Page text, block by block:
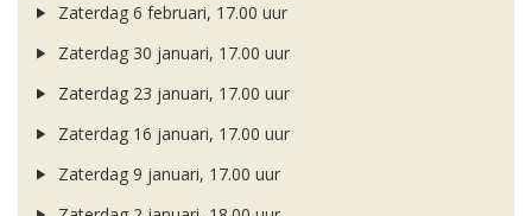
Zaterdag 6 februari, 17.00 uur
Zaterdag 30 januari, 17.00 uur
Zaterdag 23 januari, 17.00 uur
Zaterdag 16 januari, 17.00 uur
Zaterdag 9 januari, 17.00 uur